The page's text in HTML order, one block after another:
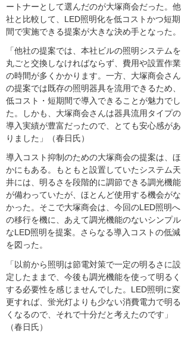
ートナーとして選んだのが大塚商会だった。他
社と比較して、LED照明化を低コストかつ短期
間で実施できる提案が大きな決め手となった。
「他社の提案では、本社ビルの照明システムを
丸ごと交換しなければならず、費用や設置作業
の時間が多くかかります。一方、大塚商会さん
の提案では既存の照明器具を流用できるため、
低コスト・短期間で導入できることが魅力でし
た。しかも、大塚商会さんは器具流用タイプの
導入実績が豊富だったので、とても安心感があ
りました」（春日氏）
導入コスト抑制のための大塚商会の提案は、ほ
かにもある。もともと設置していたシステム天
井には、明るさを段階的に調節できる調光機能
が備わっていたが、ほとんど使用する機会がな
かった。そこで大塚商会は、今回のLED照明へ
の移行を機に、あえて調光機能のないシンプル
なLED照明を提案。さらなる導入コストの低減
を図った。
「以前から照明は節電対策で一定の明るさに設
定したままで、今後も調光機能を使って明るく
する必要性を感じませんでした。LED照明に変
更すれば、蛍光灯よりも少ない消費電力で明る
くなるので、それで十分だと考えたのです」
（春日氏）